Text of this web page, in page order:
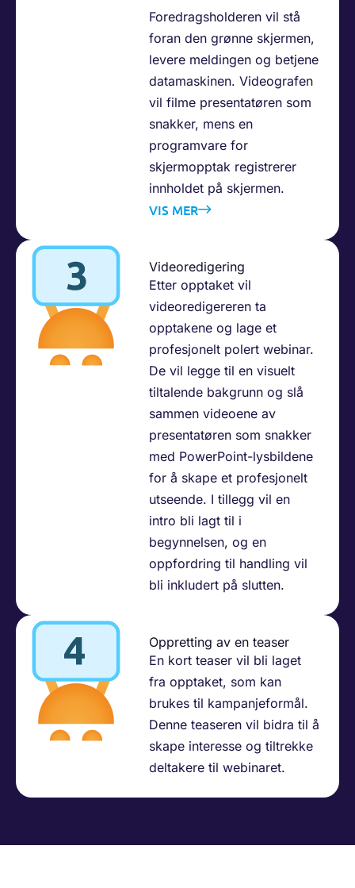
Foredragsholderen vil stå
foran den grønne skjermen,
levere meldingen og betjene
datamaskinen. Videografen
vil filme presentatøren som
snakker, mens en
programvare for
skjermopptak registrerer
innholdet på skjermen.​
VIS MER
Videoredigering​
Etter opptaket vil
videoredigereren ta
opptakene og lage et
profesjonelt polert webinar.
De vil legge til en visuelt
tiltalende bakgrunn og slå
sammen videoene av
presentatøren som snakker
med PowerPoint-lysbildene
for å skape et profesjonelt
utseende. I tillegg vil en
intro bli lagt til i
begynnelsen, og en
oppfordring til handling vil
bli inkludert på slutten.​
Oppretting av en teaser​
En kort teaser vil bli laget
fra opptaket, som kan
brukes til kampanjeformål.
Denne teaseren vil bidra til å
skape interesse og tiltrekke
deltakere til webinaret.​